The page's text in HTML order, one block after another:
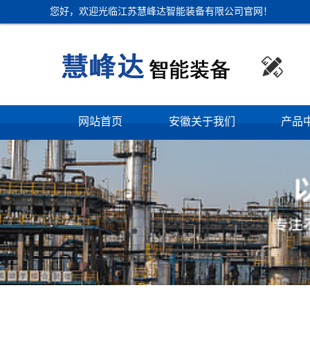
您好，欢迎光临江苏慧峰达智能装备有限公司官网！

网站首页 安徽关于我们 产品